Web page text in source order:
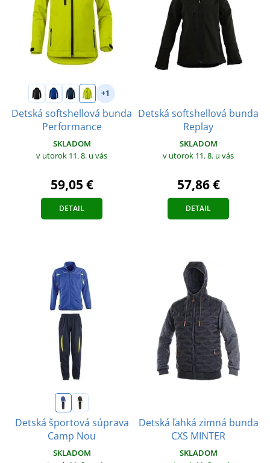
+1
Detská softshellová bunda
Performance
SKLADOM
v utorok 11. 8. u vás
59,05 €
DETAIL
Detská softshellová bunda
Replay
SKLADOM
v utorok 11. 8. u vás
57,86 €
DETAIL
Detská športová súprava
Camp Nou
SKLADOM
Detská ľahká zimná bunda
CXS MINTER
SKLADOM